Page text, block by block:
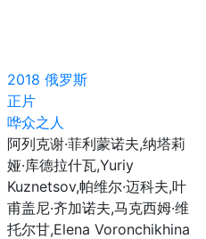
2018 俄罗斯
正片
哗众之人
阿列克谢·菲利蒙诺夫,纳塔莉
娅·库德拉什瓦,Yuriy
Kuznetsov,帕维尔·迈科夫,叶
甫盖尼·齐加诺夫,马克西姆·维
托尔甘,Elena Voronchikhina